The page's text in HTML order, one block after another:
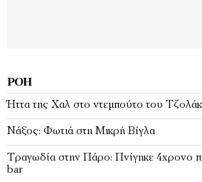
ΡΟΉ
Ήττα της Χαλ στο ντεμπούτο του
Νάξος: Φωτιά στη Μικρή Βίγλα
Tραγωδία στην Πάρο: Πνίγηκε 4χρονο
bar